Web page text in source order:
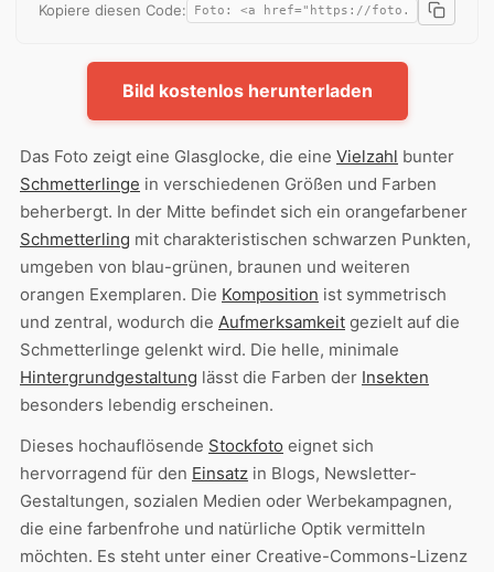
Kopiere diesen Code:
Bild kostenlos herunterladen
Das Foto zeigt eine Glasglocke, die eine Vielzahl bunter
Schmetterlinge in verschiedenen Größen und Farben
beherbergt. In der Mitte befindet sich ein orangefarbener
Schmetterling mit charakteristischen schwarzen Punkten,
umgeben von blau-grünen, braunen und weiteren
orangen Exemplaren. Die Komposition ist symmetrisch
und zentral, wodurch die Aufmerksamkeit gezielt auf die
Schmetterlinge gelenkt wird. Die helle, minimale
Hintergrundgestaltung lässt die Farben der Insekten
besonders lebendig erscheinen.
Dieses hochauflösende Stockfoto eignet sich
hervorragend für den Einsatz in Blogs, Newsletter-
Gestaltungen, sozialen Medien oder Werbekampagnen,
die eine farbenfrohe und natürliche Optik vermitteln
möchten. Es steht unter einer Creative-Commons-Lizenz